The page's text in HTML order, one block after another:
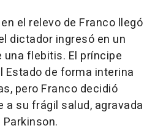
el relevo de Franco llegó
dictador ingresó en un
flebitis. El príncipe
de forma interina
pero Franco decidió
a su frágil salud, agravada